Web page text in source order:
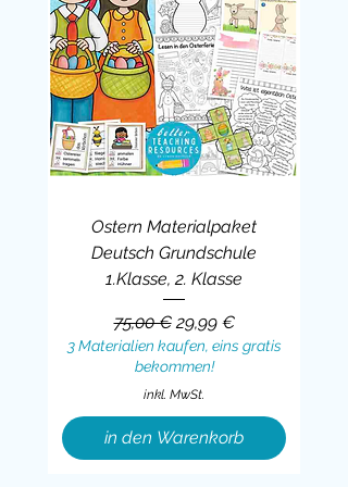
Ostern Materialpaket
Deutsch Grundschule
1.Klasse, 2. Klasse
Standardpreis
75,00 € Sale-Preis
29,99 €
3 Materialien kaufen, eins gratis
bekommen!
inkl. MwSt.
in den Warenkorb